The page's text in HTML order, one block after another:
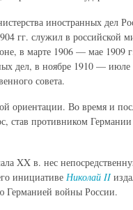
иностранных дел
гг. служил в российской
в марте 1906 — мае
дел, в ноябре 1910 —
совета.
ориентации. Во время и
став противником
XX в. нес
инициативе Николай II
Германией войны России.